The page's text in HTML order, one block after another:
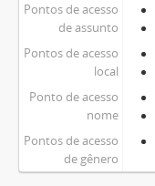
Pontos de acesso
de assunto
Pontos de acesso
local
Ponto de acesso
nome
Pontos de acesso
de gênero